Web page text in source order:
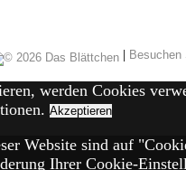
|
werden Cookies
Akzeptieren
Website sind auf
Ihrer Cookie-